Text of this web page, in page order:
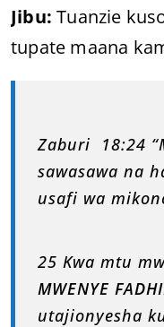
Jibu: Tuanzie
tupate maana
Zaburi 18:24
sawasawa na
usafi wa
25 Kwa mtu
MWENYE
utajionyesha